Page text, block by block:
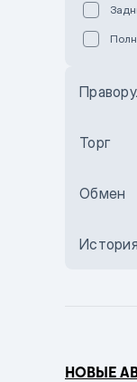
Торг
Обмен
НОВЫЕ